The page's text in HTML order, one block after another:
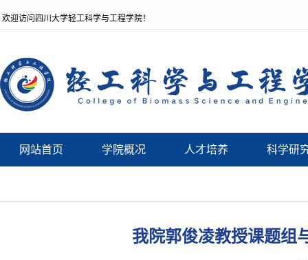
欢迎访问四川大学轻工科学与工程学院！
网站首页 学院概况 人才培养 科学研
我院郭俊凌教授课题组